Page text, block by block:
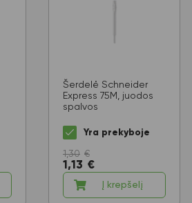
Šerdelė Schneider
Express 75M, juodos
spalvos
Yra prekyboje
1,30 €
1,13 €
Į krepšelį